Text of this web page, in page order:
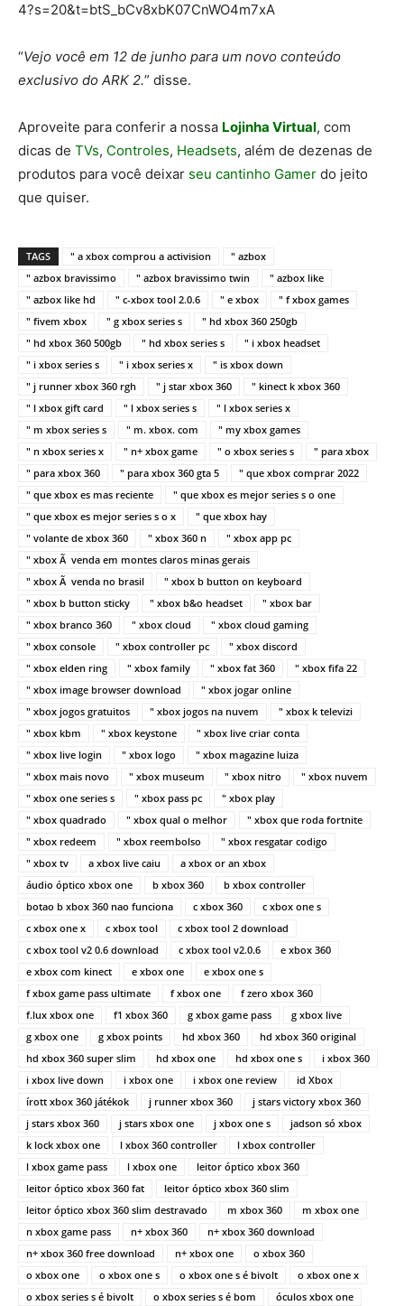
4?s=20&t=btS_bCv8xbK07CnWO4m7xA
“Vejo você em 12 de junho para um novo conteúdo
exclusivo do ARK 2.” disse.
Aproveite para conferir a nossa Lojinha Virtual, com
dicas de TVs, Controles, Headsets, além de dezenas de
produtos para você deixar seu cantinho Gamer do jeito
que quiser.
TAGS " a xbox comprou a activision
" azbox
" azbox bravissimo
" azbox bravissimo twin
" azbox like
" azbox like hd
" c-xbox tool 2.0.6 " e xbox
" f xbox games
" fivem xbox
" g xbox series s
" hd xbox 360 250gb
" hd xbox 360 500gb
" hd xbox series s
" i xbox headset
" i xbox series s
" i xbox series x
" is xbox down
" j runner xbox 360 rgh
" j star xbox 360
" kinect k xbox 360
" l xbox gift card
" l xbox series s
" l xbox series x
" m xbox series s
" m. xbox. com
" my xbox games
" n xbox series x
" n+ xbox game " o xbox series s
" para xbox
" para xbox 360
" para xbox 360 gta 5
" que xbox comprar 2022
" que xbox es mas reciente
" que xbox es mejor series s o one
" que xbox es mejor series s o x
" que xbox hay
" volante de xbox 360
" xbox 360 n
" xbox app pc
" xbox Ã venda em montes claros minas gerais
" xbox Ã venda no brasil
" xbox b button on keyboard
" xbox b button sticky
" xbox b&o headset
" xbox bar
" xbox branco 360
" xbox cloud
" xbox cloud gaming
" xbox console
" xbox controller pc
" xbox discord
" xbox elden ring
" xbox family " xbox fat 360
" xbox fifa 22
" xbox image browser download
" xbox jogar online
" xbox jogos gratuitos
" xbox jogos na nuvem
" xbox k televizi
" xbox kbm
" xbox keystone
" xbox live criar conta
" xbox live login
" xbox logo
" xbox magazine luiza
" xbox mais novo
" xbox museum " xbox nitro
" xbox nuvem
" xbox one series s
" xbox pass pc
" xbox play
" xbox quadrado
" xbox qual o melhor
" xbox que roda fortnite
" xbox redeem
" xbox reembolso
" xbox resgatar codigo
" xbox tv
a xbox live caiu
a xbox or an xbox
áudio óptico xbox one
b xbox 360
b xbox controller
botao b xbox 360 nao funciona
c xbox 360
c xbox one s
c xbox one x
c xbox tool
c xbox tool 2 download
c xbox tool v2 0.6 download
c xbox tool v2.0.6
e xbox 360
e xbox com kinect
e xbox one
e xbox one s
f xbox game pass ultimate
f xbox one
f zero xbox 360
f.lux xbox one
f1 xbox 360 g xbox game pass
g xbox live
g xbox one
g xbox points hd xbox 360
hd xbox 360 original
hd xbox 360 super slim
hd xbox one hd xbox one s
i xbox 360
i xbox live down
i xbox one i xbox one review
id Xbox
írott xbox 360 játékok
j runner xbox 360
j stars victory xbox 360
j stars xbox 360
j stars xbox one j xbox one s
jadson só xbox
k lock xbox one
l xbox 360 controller
l xbox controller
l xbox game pass
l xbox one
leitor óptico xbox 360
leitor óptico xbox 360 fat
leitor óptico xbox 360 slim
leitor óptico xbox 360 slim destravado
m xbox 360
m xbox one
n xbox game pass
n+ xbox 360
n+ xbox 360 download
n+ xbox 360 free download
n+ xbox one
o xbox 360
o xbox one
o xbox one s o xbox one s é bivolt
o xbox one x
o xbox series s é bivolt
o xbox series s é bom óculos xbox one